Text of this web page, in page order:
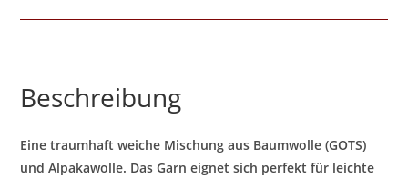
Beschreibung
Eine traumhaft weiche Mischung aus Baumwolle (GOTS)
und Alpakawolle. Das Garn eignet sich perfekt für leichte